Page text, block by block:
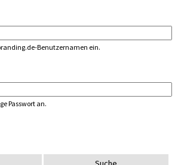
Benutzernamen ein.
Passwort an.